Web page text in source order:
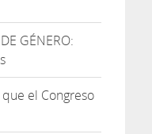
GÉNERO:
que el Congreso